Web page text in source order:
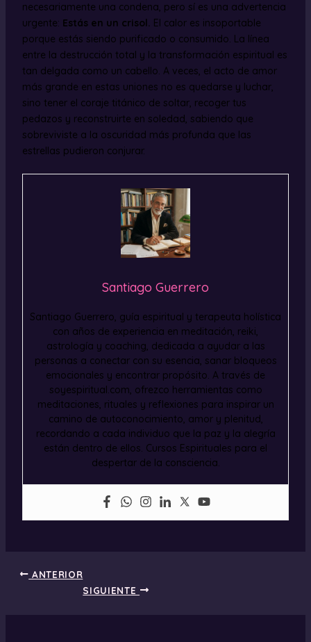
necesariamente una condena, pero sí es una advertencia
urgente: Estás en un crisol. El calor es insoportable
porque estás siendo purificado o consumido. La línea
entre la destrucción total y la transformación espiritual es
tan delgada como un cabello. A veces, el acto de amor
más grande en estas uniones no es quedarse y luchar,
sino tener el coraje titánico de soltar, recoger tus
pedazos y reconstruirte en soledad, sabiendo que
sobreviviste a la oscuridad más profunda que las
estrellas pudieron conjurar.
Santiago Guerrero
Santiago Guerrero, guía espiritual y terapeuta holística
con años de experiencia en meditación, reiki,
astrología y coaching, dedicada a ayudar a las
personas a conectar con su esencia, sanar bloqueos
emocionales y encontrar propósito. A través de
soyespiritual.com, ofrezco herramientas como
meditaciones, rituales y reflexiones para inspirar un
camino de autoconocimiento, amor y plenitud,
recordando a cada individuo que la paz y la alegría
están dentro de ellos. Cursos Espirituales para el
despertar de la consciencia.
ANTERIOR
SIGUIENTE